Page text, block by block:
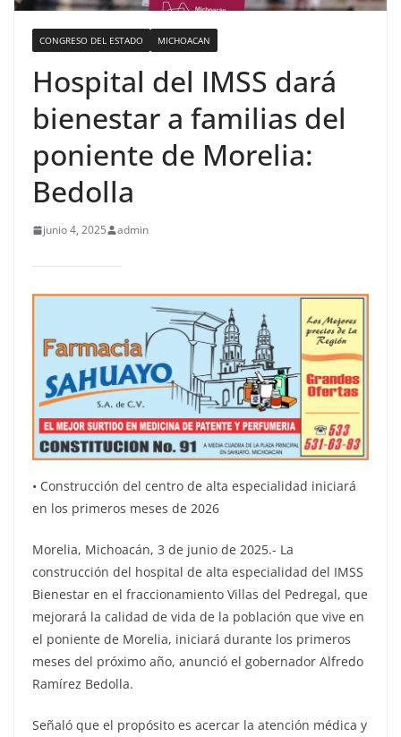
CONGRESO DEL ESTADO MICHOACAN
Hospital del IMSS dará
bienestar a familias del
poniente de Morelia:
Bedolla
junio 4, 2025 admin
•⁠ ⁠Construcción del centro de alta especialidad iniciará
en los primeros meses de 2026
Morelia, Michoacán, 3 de junio de 2025.- La
construcción del hospital de alta especialidad del IMSS
Bienestar en el fraccionamiento Villas del Pedregal, que
mejorará la calidad de vida de la población que vive en
el poniente de Morelia, iniciará durante los primeros
meses del próximo año, anunció el gobernador Alfredo
Ramírez Bedolla.
Señaló que el propósito es acercar la atención médica y